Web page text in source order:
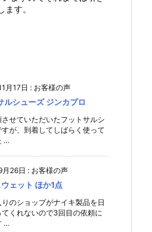
す。
月17日 : お客様の声
ルシューズ ジンカプロ
せていただいたフットサルシ
すが、到着してしばらく使って
...
26日 : お客様の声
ェット ほか1点
りのショップがナイキ製品を日
くれないので3回目の依頼に
...